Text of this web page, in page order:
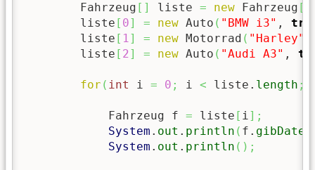
        Fahrzeug
[ ] liste = new Fahrzeug [
        liste
[ 0] = new Auto ( "BMW i3" ,
        liste
[ 1] = new Motorrad ( "Harley"
        liste
[ 2] = new Auto ( "Audi A3" ,
for ( int i = 0 ; i < liste. length ;
            Fahrzeug f
= liste [ i] ;
System . out . println ( f. gibDaten
System . out . println ( ) ;